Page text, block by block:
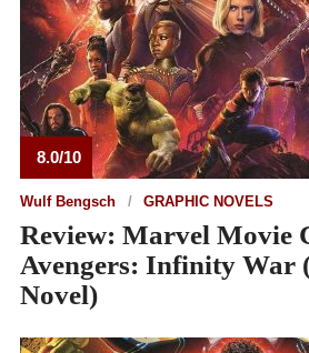
8.0/10
Wulf Bengsch GRAPHIC NOVELS
Review: Marvel Movie
Avengers: Infinity War
Novel)